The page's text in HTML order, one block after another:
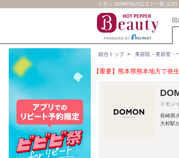
ドモン DOMONの口コミ一覧 (1/5)
総合トップ> 美容院・美容室・
【重要】熊本県熊本地方で発
ドモン
長崎県
大村駅